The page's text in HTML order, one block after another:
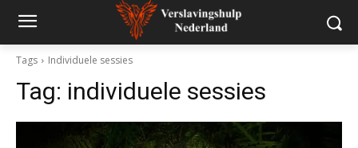
Tags Individuele sessies
Tag: individuele sessies